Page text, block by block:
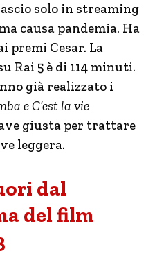
solo in streaming
causa pandemia. Ha
premi Cesar. La
Rai 5 è di 114 minuti.
già realizzato i
e C’est la vie
giusta per trattare
leggera.
dal
del film